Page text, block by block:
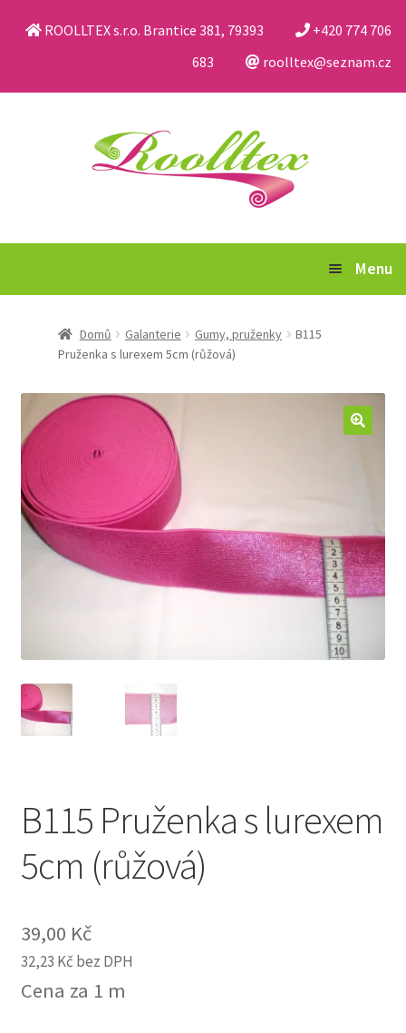
ROOLLTEX s.r.o. Brantice 381, 79393
+420 774 706
683
roolltex@seznam.cz
Menu
Obchodní podmínky a reklamační řád
Jak nakupovat
Aktuality
Kontakt
Domů Galanterie Gumy, pruženky
B115
Pruženka s lurexem 5cm (růžová)
B115 Pruženka s lurexem
5cm (růžová)
39,00 Kč
32,23 Kč bez DPH
Cena za 1 m